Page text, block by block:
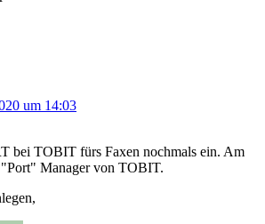
um 14:03
bei TOBIT fürs Faxen nochmals ein. Am
"Port" Manager von TOBIT.